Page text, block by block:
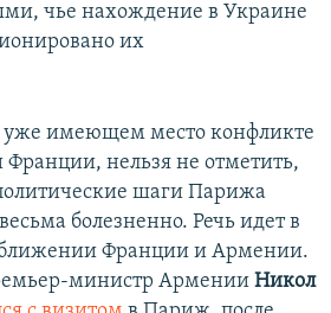
чье нахождение в Украине
их
уже имеющем место конфликте
Франции, нельзя не отметить,
шаги Парижа
болезненно. Речь идет в
Франции и Армении.
министр Армении Никол